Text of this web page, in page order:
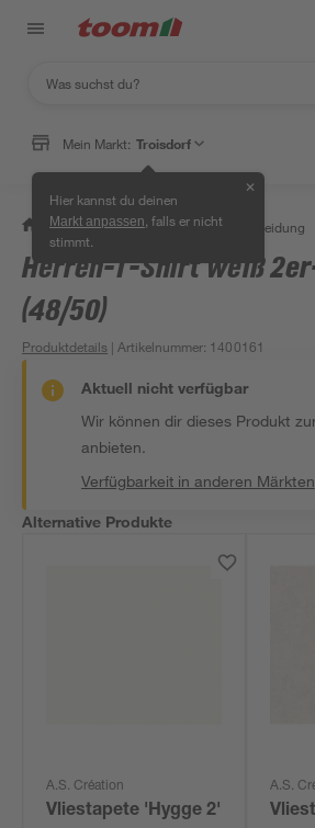
Mein Markt: Troisdorf
Hier kannst du deinen
Markt anpassen , falls er nicht
stimmt.
✕
/ Bauen & Renovieren / Arbeitskleidung
Herren-T-Shirt weiß
(48/50)
Produktdetails | Artikelnummer: 1400161
Aktuell nicht verfügbar
Wir können dir dieses Produkt
anbieten.
Verfügbarkeit in anderen Märkten
Alternative Produkte
A.S. Création
Vliestapete 'Hygge 2'
A.S.